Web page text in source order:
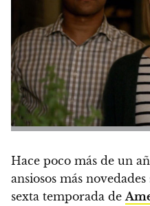
Hace poco más de un
ansiosos más
sexta temporada de